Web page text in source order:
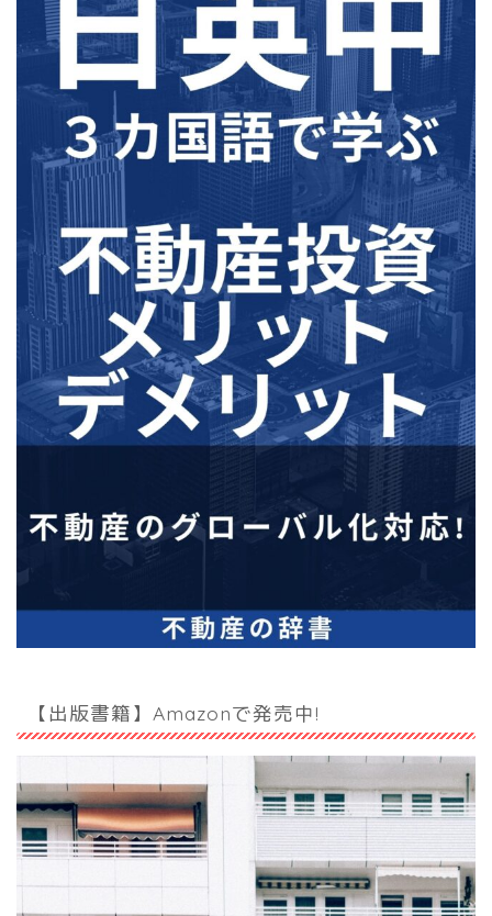
【出版書籍】Amazonで発売中!